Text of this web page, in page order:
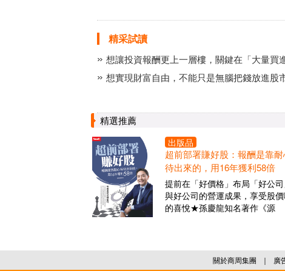
精采試讀
想讓投資報酬更上一層樓，關鍵在「大量買
想實現財富自由，不能只是無腦把錢放進
精選推薦
出版品
超前部署賺好股：報酬是靠
待出來的，用16年獲利58倍
提前在「好價格」布局「好公
與好公司的營運成果，享受股價
的喜悅★孫慶龍知名著作《源
關於商周集團 ｜ 廣